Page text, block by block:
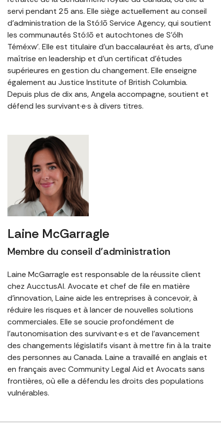
servi pendant 25 ans. Elle siège actuellement au conseil
d’administration de la Stó:lō Service Agency, qui soutient
les communautés Stó:lō et autochtones de S’ólh
Téméxw’. Elle est titulaire d’un baccalauréat ès arts, d’une
maîtrise en leadership et d’un certificat d’études
supérieures en gestion du changement. Elle enseigne
également au Justice Institute of British Columbia.
Depuis plus de dix ans, Angela accompagne, soutient et
défend les survivant·e·s à divers titres.
Laine McGarragle
Membre du conseil d’administration
Laine McGarragle est responsable de la réussite client
chez AucctusAI. Avocate et chef de file en matière
d’innovation, Laine aide les entreprises à concevoir, à
réduire les risques et à lancer de nouvelles solutions
commerciales. Elle se soucie profondément de
l’autonomisation des survivant·e·s et de l’avancement
des changements législatifs visant à mettre fin à la traite
des personnes au Canada. Laine a travaillé en anglais et
en français avec Community Legal Aid et Avocats sans
frontières, où elle a défendu les droits des populations
vulnérables.